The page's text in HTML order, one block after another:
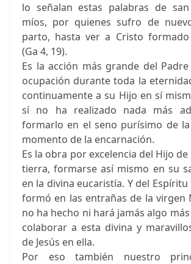
lo señalan estas palabras de
míos, por quienes sufro de
parto, hasta ver a Cristo
(Ga 4, 19).
Es la acción más grande del
ocupación durante toda la
continuamente a su Hijo en sí
sí no ha realizado nada más
formarlo en el seno purísimo de
momento de la encarnación.
Es la obra por excelencia del Hijo
tierra, formarse así mismo en su
en la divina eucaristía. Y del
formó en las entrañas de la virgen
no ha hecho ni hará jamás algo
colaborar a esta divina y
de Jesús en ella.
Por eso también nuestro